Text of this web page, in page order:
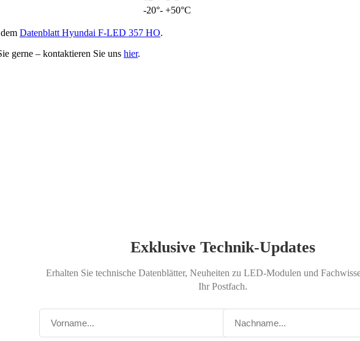
-20°- +50°C
Datenblatt Hyundai F-LED 357 HO.
gerne – kontaktieren Sie uns hier.
Exklusive Technik-Updates
Erhalten Sie technische Datenblätter, Neuheiten zu LED-Modulen und
Ihr Postfach.